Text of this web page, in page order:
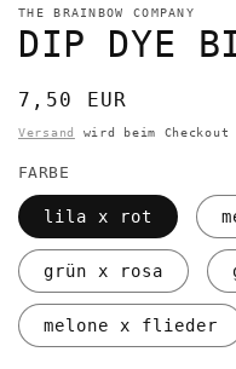
featured
in
Modal
THE BRAINBOW COMPANY
DIP DYE
Normaler
Preis
7,50 EUR
Versand wird beim Checkout
FARBE
lila x rot
grün x rosa
melone x flieder